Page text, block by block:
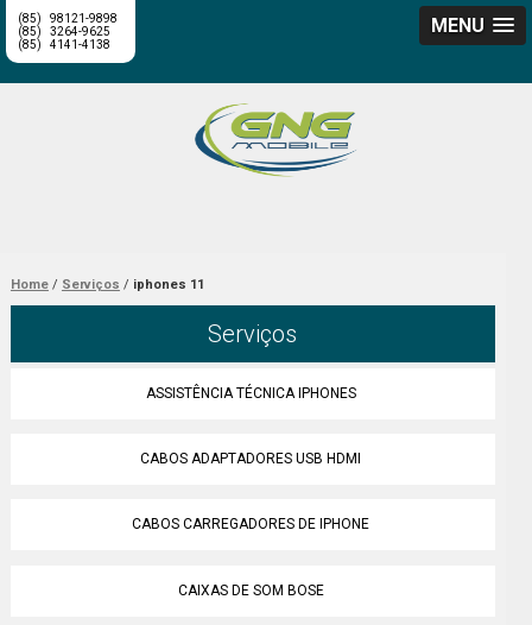
MENU
(85)
98121-9898
(85)
3264-9625
(85)
4141-4138
Home Serviços iphones 11
Serviços
ASSISTÊNCIA TÉCNICA IPHONES
CABOS ADAPTADORES USB HDMI
CABOS CARREGADORES DE IPHONE
CAIXAS DE SOM BOSE